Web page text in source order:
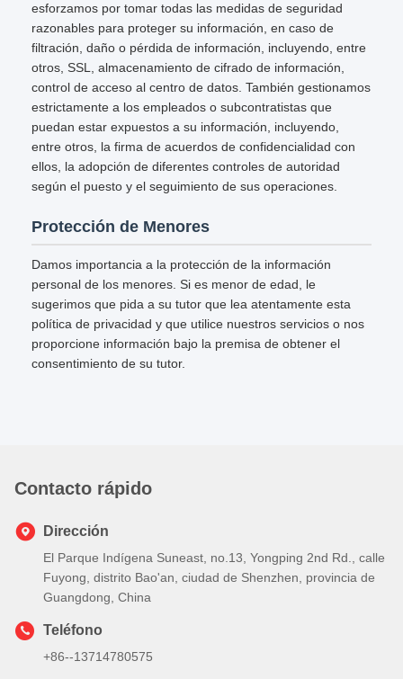
esforzamos por tomar todas las medidas de seguridad
razonables para proteger su información, en caso de
filtración, daño o pérdida de información, incluyendo, entre
otros, SSL, almacenamiento de cifrado de información,
control de acceso al centro de datos. También gestionamos
estrictamente a los empleados o subcontratistas que
puedan estar expuestos a su información, incluyendo,
entre otros, la firma de acuerdos de confidencialidad con
ellos, la adopción de diferentes controles de autoridad
según el puesto y el seguimiento de sus operaciones.
Protección de Menores
Damos importancia a la protección de la información
personal de los menores. Si es menor de edad, le
sugerimos que pida a su tutor que lea atentamente esta
política de privacidad y que utilice nuestros servicios o nos
proporcione información bajo la premisa de obtener el
consentimiento de su tutor.
Contacto rápido
Dirección
El Parque Indígena Suneast, no.13, Yongping 2nd Rd., calle
Fuyong, distrito Bao'an, ciudad de Shenzhen, provincia de
Guangdong, China
Teléfono
+86--13714780575